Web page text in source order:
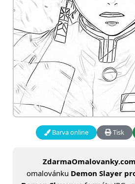
Barva online Tisk
ZdarmaOmalovanky.com
omalovánku Demon Slayer